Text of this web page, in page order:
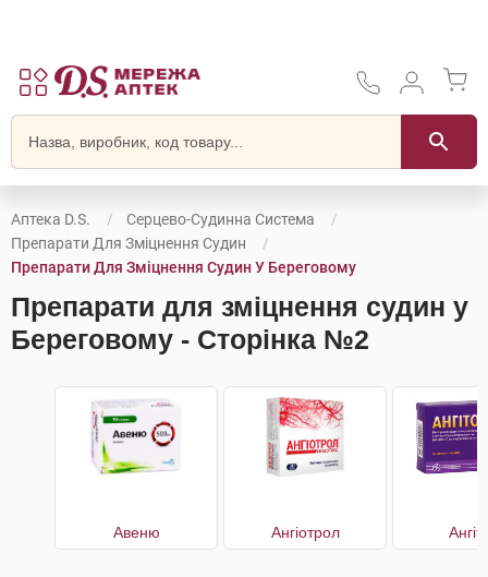
Аптека D.S.
Серцево-Судинна Система
Препарати Для Зміцнення Судин
Препарати Для Зміцнення Судин У Береговому
Препарати для зміцнення судин у
Береговому - Сторінка №2
Авеню Ангіотрол